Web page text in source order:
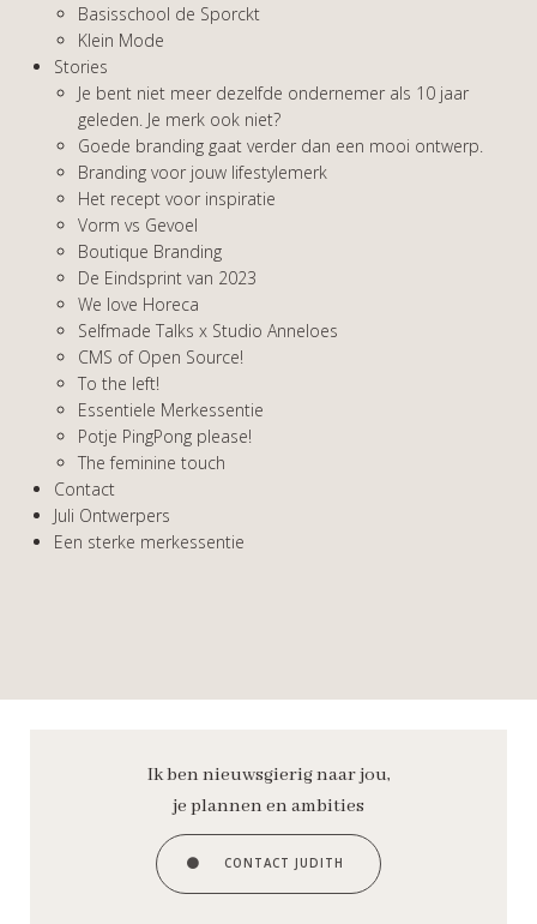
Basisschool de Sporckt
Klein Mode
Stories
Je bent niet meer dezelfde ondernemer als 10 jaar
geleden. Je merk ook niet?
Goede branding gaat verder dan een mooi ontwerp.
Branding voor jouw lifestylemerk
Het recept voor inspiratie
Vorm vs Gevoel
Boutique Branding
De Eindsprint van 2023
We love Horeca
Selfmade Talks x Studio Anneloes
CMS of Open Source!
To the left!
Essentiele Merkessentie
Potje PingPong please!
The feminine touch
Contact
Juli Ontwerpers
Een sterke merkessentie
Ik ben nieuwsgierig naar jou,
je plannen en ambities
CONTACT JUDITH